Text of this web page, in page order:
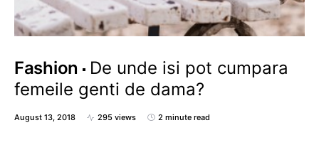
Fashion
De unde isi pot cumpara
femeile genti de dama?
August 13, 2018 295 views 2 minute read